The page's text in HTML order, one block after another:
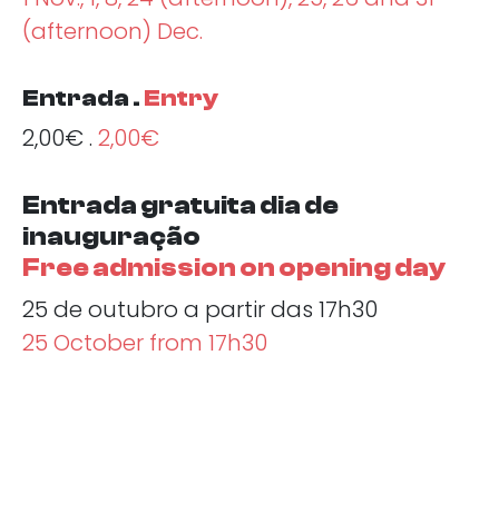
(afternoon) Dec.
Entrada . Entry
2,00€ . 2,00€
Entrada gratuita dia de
inauguração
Free admission on opening day
25 de outubro a partir das 17h30
25 October from 17h30